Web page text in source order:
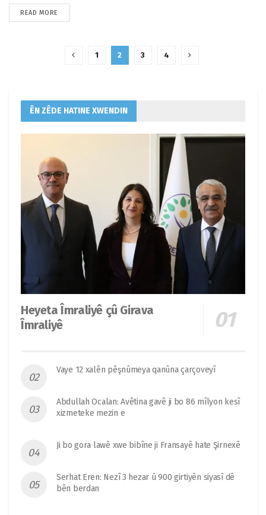
READ MORE
1 2 3 4
ÊN ZÊDE HATINE XWENDIN
Heyeta Îmraliyê çû Girava
Îmraliyê
Vaye 12 xalên pêşnûmeya qanûna çarçoveyî
Abdullah Ocalan: Avêtina gavê ji bo 86 mîlyon kesî
xizmeteke mezin e
Ji bo gora lawê xwe bibîne ji Fransayê hate Şirnexê
Serhat Eren: Nezî 3 hezar û 900 girtiyên siyasî dê
bên berdan